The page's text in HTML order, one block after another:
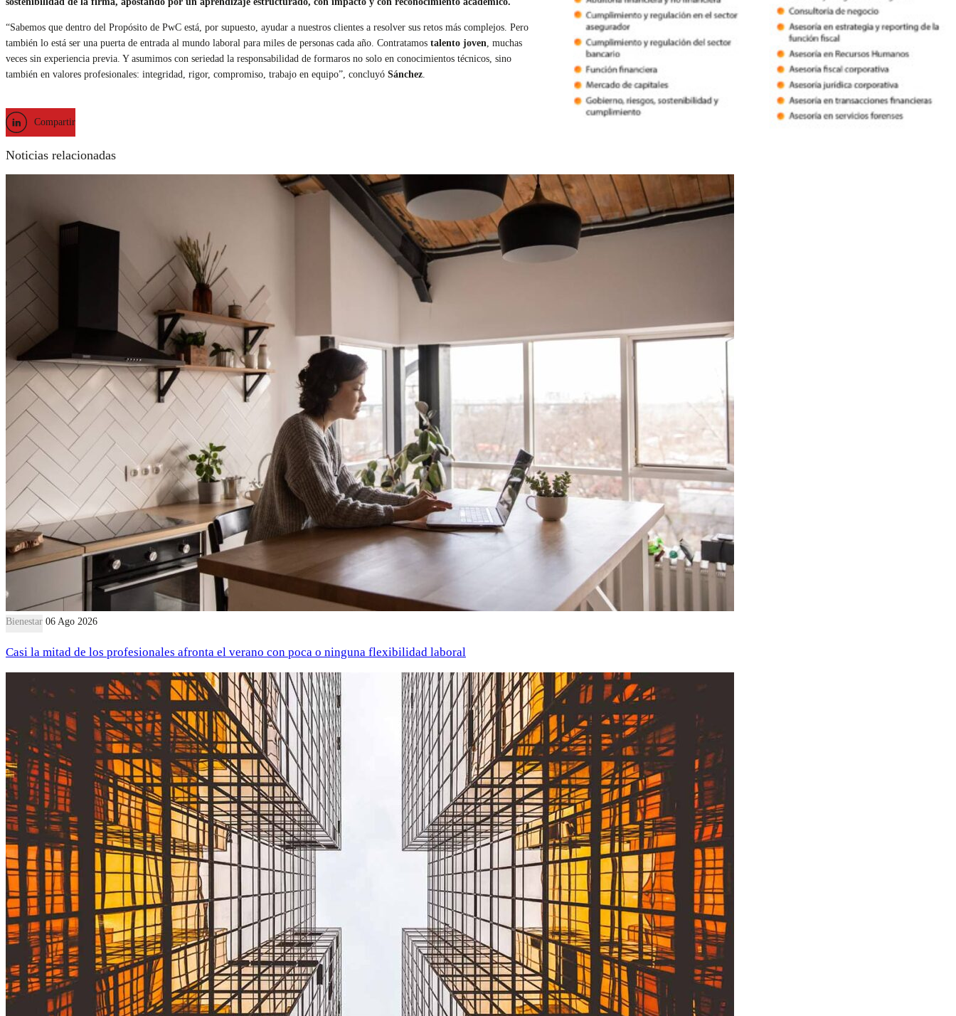
“Sabemos que dentro del Propósito de PwC está, por supuesto, ayudar a nuestros clientes a resolver sus retos más complejos. Pero
también lo está ser una puerta de entrada al mundo laboral para miles de personas cada año. Contratamos talento joven , muchas
veces sin experiencia previa. Y asumimos con seriedad la responsabilidad de formaros no solo en conocimientos técnicos, sino
también en valores profesionales: integridad, rigor, compromiso, trabajo en equipo”, concluyó Sánchez
Compartir
Noticias relacionadas
Bienestar 06 Ago 2026
Casi la mitad de los profesionales afronta el verano con poca o ninguna flexibilidad laboral